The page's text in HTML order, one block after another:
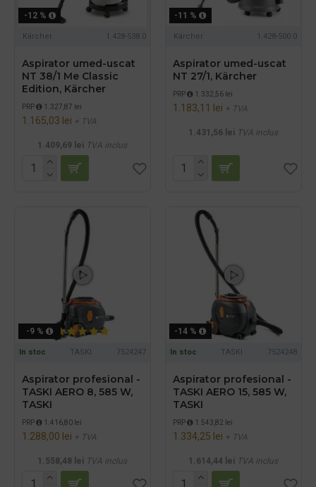
-12 %
Kärcher 1.428-538.0
Aspirator umed-uscat
NT 38/1 Me Classic
Edition, Kärcher
PRP 1.327,87 lei
1.165,03 lei + TVA
1.409,69 lei TVA inclus
-11 %
Kärcher 1.428-500.0
Aspirator umed-uscat
NT 27/1, Kärcher
PRP 1.332,56 lei
1.183,11 lei + TVA
1.431,56 lei TVA inclus
-9 %
In stoc TASKI 7524247
Aspirator profesional -
TASKI AERO 8, 585 W,
TASKI
PRP 1.416,80 lei
1.288,00 lei + TVA
1.558,48 lei TVA inclus
-14 %
In stoc TASKI 7524248
Aspirator profesional -
TASKI AERO 15, 585 W,
TASKI
PRP 1.543,82 lei
1.334,25 lei + TVA
1.614,44 lei TVA inclus